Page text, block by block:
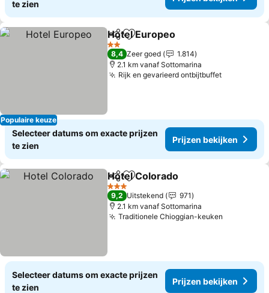
te zien
Populaire keuze
DelenToevoegen aan favorieten
Hotel Europeo
2 Sterren
8,4 Zeer goed
1.814
2.1 km vanaf Sottomarina
Rijk en gevarieerd ontbijtbuffet
Selecteer datums om exacte prijzen
te zien
Prijzen bekijken
DelenToevoegen aan favorieten
Hotel Colorado
3 Sterren
9,2 Uitstekend
971
2.1 km vanaf Sottomarina
Traditionele Chioggian-keuken
Selecteer datums om exacte prijzen
te zien
Prijzen bekijken